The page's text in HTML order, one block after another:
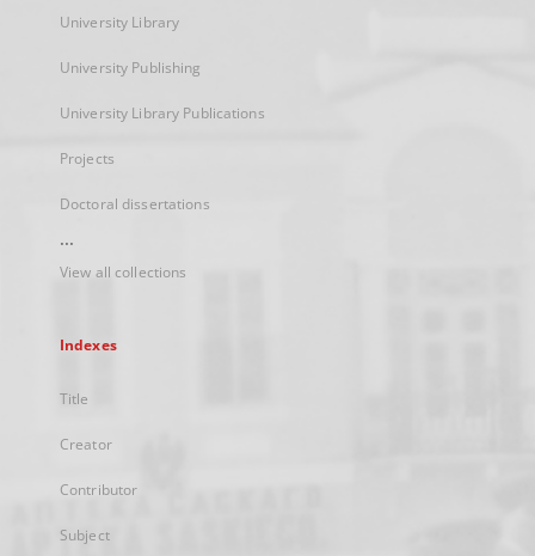
University Library
University Publishing
University Library Publications
Projects
Doctoral dissertations
...
View all collections
Indexes
Title
Creator
Contributor
Subject